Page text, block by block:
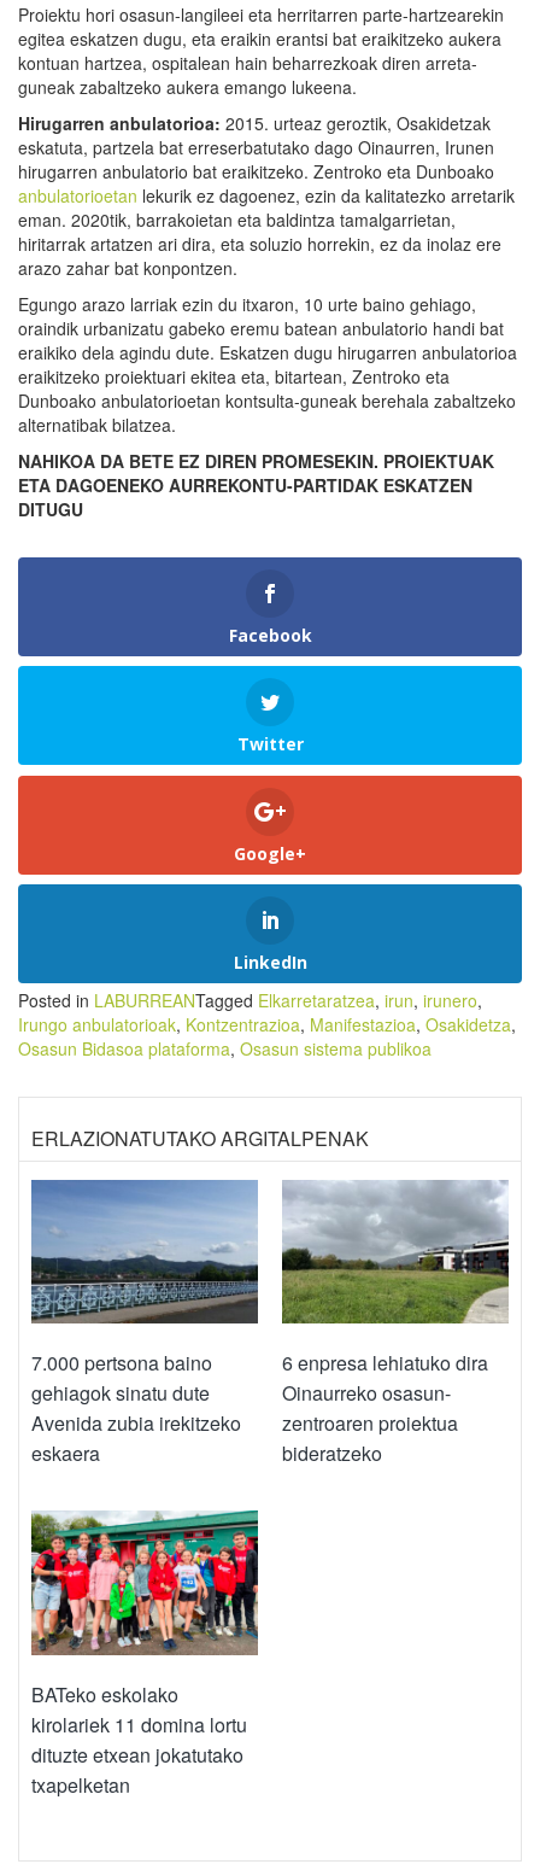
Proiektu hori osasun-langileei eta herritarren parte-hartzearekin
egitea eskatzen dugu, eta eraikin erantsi bat eraikitzeko aukera
kontuan hartzea, ospitalean hain beharrezkoak diren arreta-
guneak zabaltzeko aukera emango lukeena.
Hirugarren anbulatorioa: 2015. urteaz geroztik, Osakidetzak
eskatuta, partzela bat erreserbatutako dago Oinaurren, Irunen
hirugarren anbulatorio bat eraikitzeko. Zentroko eta Dunboako
anbulatorioetan lekurik ez dagoenez, ezin da kalitatezko arretarik
eman. 2020tik, barrakoietan eta baldintza tamalgarrietan,
hiritarrak artatzen ari dira, eta soluzio horrekin, ez da inolaz ere
arazo zahar bat konpontzen.
Egungo arazo larriak ezin du itxaron, 10 urte baino gehiago,
oraindik urbanizatu gabeko eremu batean anbulatorio handi bat
eraikiko dela agindu dute. Eskatzen dugu hirugarren anbulatorioa
eraikitzeko proiektuari ekitea eta, bitartean, Zentroko eta
Dunboako anbulatorioetan kontsulta-guneak berehala zabaltzeko
alternatibak bilatzea.
NAHIKOA DA BETE EZ DIREN PROMESEKIN. PROIEKTUAK
ETA DAGOENEKO AURREKONTU-PARTIDAK ESKATZEN
DITUGU
Facebook
Twitter
Google+
LinkedIn
Posted in LABURREANTagged Elkarretaratzea, irun, irunero,
Irungo anbulatorioak, Kontzentrazioa, Manifestazioa, Osakidetza,
Osasun Bidasoa plataforma, Osasun sistema publikoa
ERLAZIONATUTAKO ARGITALPENAK
7.000 pertsona baino
gehiagok sinatu dute
Avenida zubia irekitzeko
eskaera
6 enpresa lehiatuko dira
Oinaurreko osasun-
zentroaren proiektua
bideratzeko
BATeko eskolako
kirolariek 11 domina lortu
dituzte etxean jokatutako
txapelketan